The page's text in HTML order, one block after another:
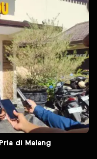
di Malang